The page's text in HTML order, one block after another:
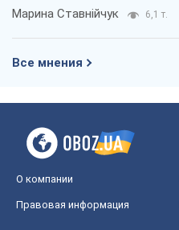
Марина Ставнійчук 6,1 т.
Все мнения
О компании
Правовая информация